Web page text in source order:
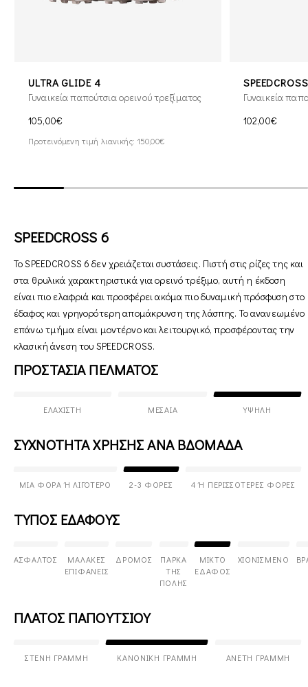
ULTRA GLIDE 4
Γυναικεία παπούτσια ορεινού τρεξίματος
105,00€
Προτεινόμενη τιμή λιανικής: 150,00€
Γυναικεία
102,00€
SPEEDCROSS 6
Το SPEEDCROSS 6 δεν χρειάζεται συστάσεις. Πιστή στις ρίζες της και
στα θρυλικά χαρακτηριστικά για ορεινό τρέξιμο, αυτή η έκδοση
είναι πιο ελαφριά και προσφέρει ακόμα πιο δυναμική πρόσφυση στο
έδαφος και γρηγορότερη απομάκρυνση της λάσπης. Το ανανεωμένο
επάνω τμήμα είναι μοντέρνο και λειτουργικό, προσφέροντας την
κλασική άνεση του SPEEDCROSS.
ΠΡΟΣΤΑΣΙΑ ΠΕΛΜΑΤΟΣ
ΕΛΆΧΙΣΤΗ ΜΕΣΑΊΑ ΥΨΗΛΉ
ΣΥΧΝΟΤΗΤΑ ΧΡΗΣΗΣ ΑΝΑ ΒΔΟΜΑΔΑ
ΜΊΑ ΦΟΡΆ Ή ΛΙΓΌΤΕΡΟ 2-3 ΦΟΡΈΣ 4 Ή ΠΕΡΙΣΣΌΤΕΡΕΣ ΦΟΡΈΣ
ΤΥΠΟΣ ΕΔΑΦΟΥΣ
ΆΣΦΑΛΤΟΣ
ΜΑΛΑΚΈΣ
ΕΠΙΦΆΝΕΙΣ
ΔΡΌΜΟΣ
ΠΆΡΚΑ
ΤΗΣ
ΠΌΛΗΣ
ΜΙΚΤΌ
ΈΔΑΦΟΣ
ΧΙΟΝΙΣΜΈΝΟ
ΠΛΑΤΟΣ ΠΑΠΟΥΤΣΙΟΥ
ΣΤΕΝΉ ΓΡΑΜΜΉ ΚΑΝΟΝΙΚΉ ΓΡΑΜΜΉ ΆΝΕΤΗ ΓΡΑΜΜΉ